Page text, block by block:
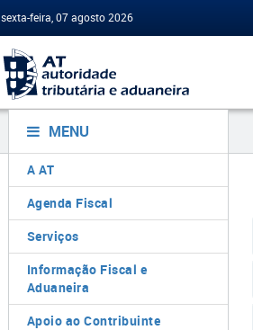
sexta-feira, 07 agosto 2026
MENU
A AT
Agenda Fiscal
Serviços
Informação Fiscal e
Aduaneira
Apoio ao Contribuinte